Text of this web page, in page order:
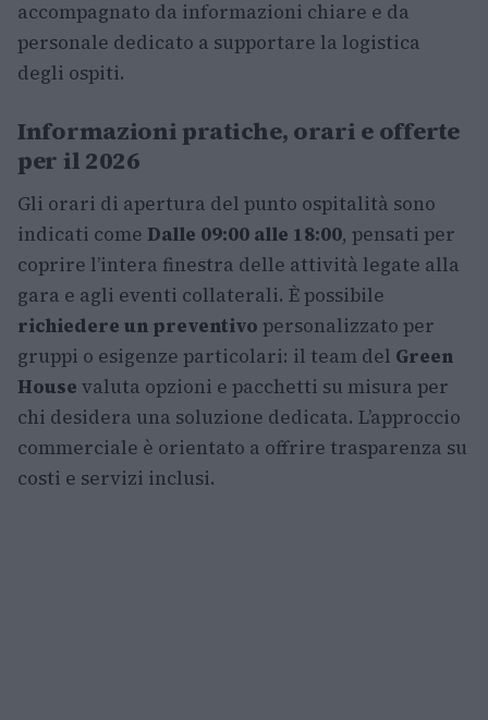
accompagnato da informazioni chiare e da
personale dedicato a supportare la logistica
degli ospiti.
Informazioni pratiche, orari e offerte
per il 2026
Gli orari di apertura del punto ospitalità sono
indicati come Dalle 09:00 alle 18:00, pensati per
coprire l’intera finestra delle attività legate alla
gara e agli eventi collaterali. È possibile
richiedere un preventivo personalizzato per
gruppi o esigenze particolari: il team del Green
House valuta opzioni e pacchetti su misura per
chi desidera una soluzione dedicata. L’approccio
commerciale è orientato a offrire trasparenza su
costi e servizi inclusi.